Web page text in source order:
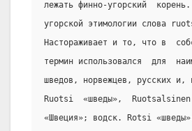
лежать финно-угорский
угорской этимологии слова
Настораживает и то, что в
термин использовался  для
шведов, норвежцев, русских
Ruotsi  «шведы»,
«Швеция»; водск. Rotsi